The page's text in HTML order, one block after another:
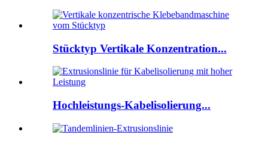
Stücktyp Vertikale Konzentration...
Hochleistungs-Kabelisolierung...